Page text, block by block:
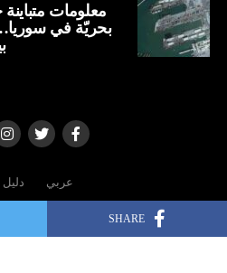
SHARE
العربية
معلومات
بحريّة في سوريا…
عربي دليل